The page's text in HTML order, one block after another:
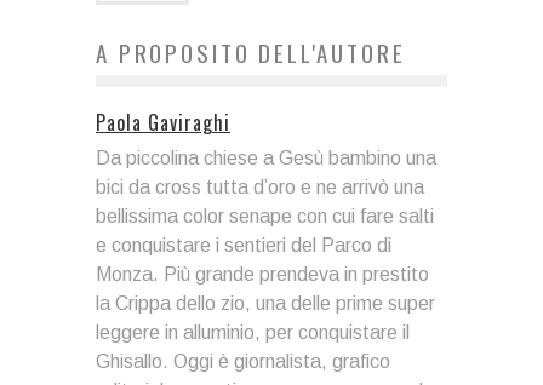
A PROPOSITO DELL'AUTORE
Paola Gaviraghi
Da piccolina chiese a Gesù bambino una
bici da cross tutta d’oro e ne arrivò una
bellissima color senape con cui fare salti
e conquistare i sentieri del Parco di
Monza. Più grande prendeva in prestito
la Crippa dello zio, una delle prime super
leggere in alluminio, per conquistare il
Ghisallo. Oggi è giornalista, grafico